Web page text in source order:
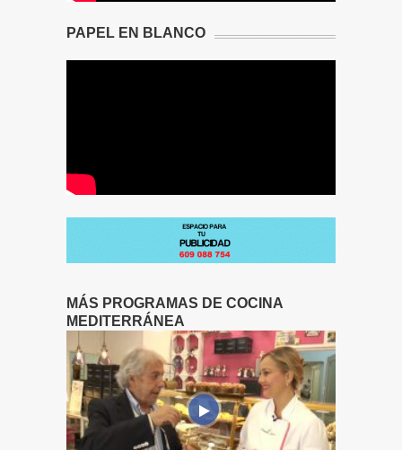
PAPEL EN BLANCO
MÁS PROGRAMAS DE COCINA
MEDITERRÁNEA